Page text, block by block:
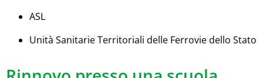
ASL
Unità Sanitarie Territoriali delle Ferrovie dello Stato